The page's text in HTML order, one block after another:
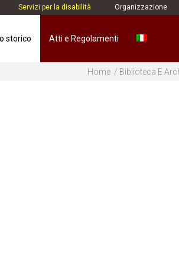
Servizi per la disabilità Organizzazione
storico Atti e Regolamenti
Home Biblioteca E